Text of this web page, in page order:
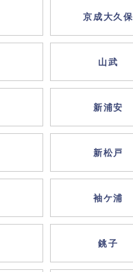
京成大久保
山武
新浦安
新松戸
袖ケ浦
銚子